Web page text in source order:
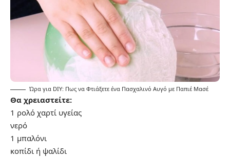
Ώρα για DIY: Πως να Φτιάξετε ένα Πασχαλινό Αυγό με Παπιέ Μασέ
Θα χρειαστείτε:
1 ρολό χαρτί υγείας
νερό
1 μπαλόνι
κοπίδι ή ψαλίδι